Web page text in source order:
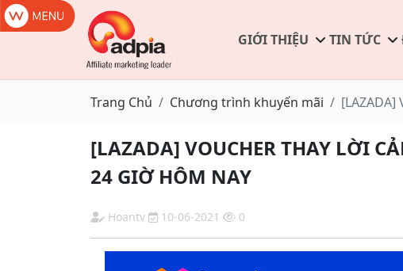
GIỚI THIỆU TIN TỨC
Trang Chủ Chương trình khuyến mãi [LAZADA]
[LAZADA] VOUCHER THAY LỜI
24 GIỜ HÔM NAY
Hoantv 10-06-2021 0